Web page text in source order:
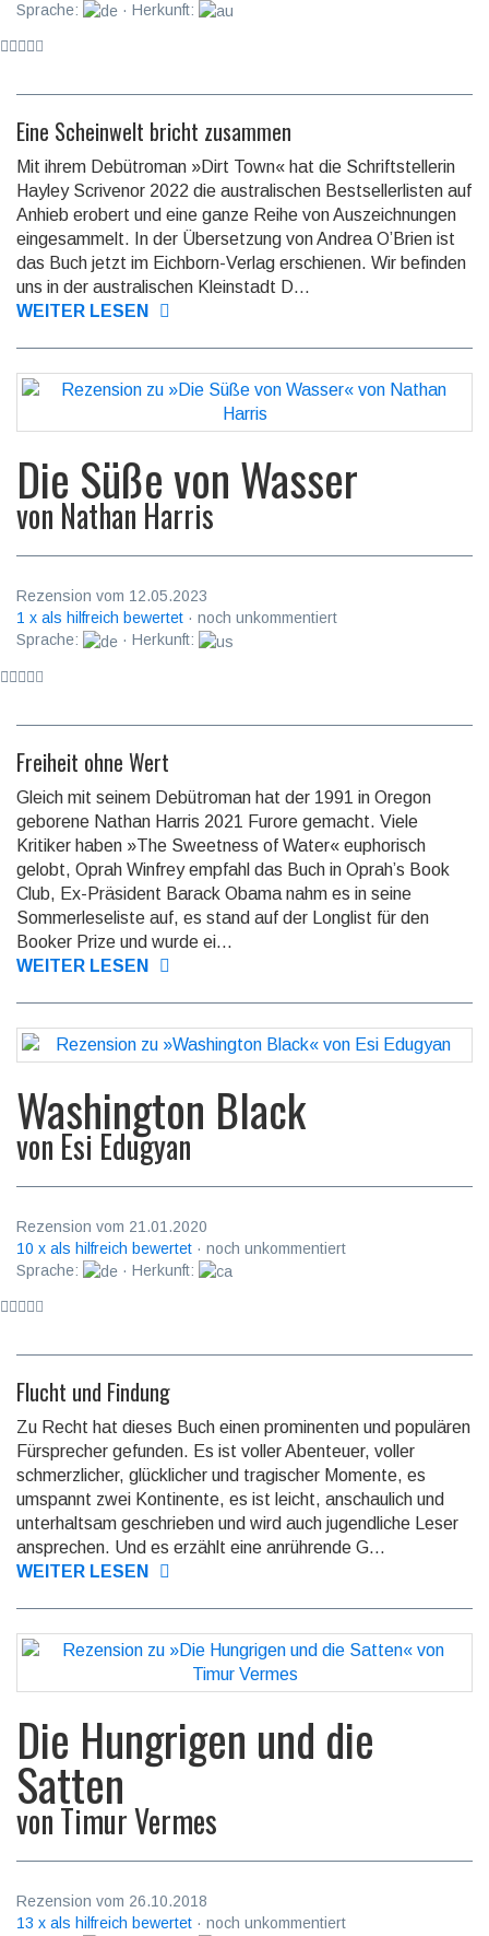
Sprache:
· Herkunft:
Eine Scheinwelt bricht zusammen
Mit ihrem Debütroman »Dirt Town« hat die Schrift­stellerin
Hayley Scrivenor 2022 die austra­lischen Best­seller­listen auf
Anhieb erobert und eine ganze Reihe von Aus­zeich­nungen
einge­sammelt. In der Über­setzung von Andrea O’Brien ist
das Buch jetzt im Eichborn-Verlag erschie­nen. Wir befinden
uns in der australischen Kleinstadt D...
WEITER LESEN
Die Süße von Wasser
von Nathan Harris
Rezension vom 12.05.2023
1 x als hilfreich bewertet · noch unkommentiert
Sprache:
· Herkunft:
Freiheit ohne Wert
Gleich mit seinem Debütroman hat der 1991 in Oregon
geborene Nathan Harris 2021 Furore gemacht. Viele
Kritiker haben »The Sweetness of Water« eupho­risch
gelobt, Oprah Winfrey empfahl das Buch in Oprah’s Book
Club, Ex-Präsident Barack Obama nahm es in seine
Sommer­lese­liste auf, es stand auf der Longlist für den
Booker Prize und wurde ei...
WEITER LESEN
Washington Black
von Esi Edugyan
Rezension vom 21.01.2020
10 x als hilfreich bewertet · noch unkommentiert
Sprache:
· Herkunft:
Flucht und Findung
Zu Recht hat dieses Buch einen prominenten und populären
Fürsprecher gefunden. Es ist voller Abenteuer, voller
schmerz­licher, glück­licher und tragis­cher Momente, es
umspannt zwei Konti­nente, es ist leicht, anschau­lich und
unter­halt­sam geschrie­ben und wird auch jugend­liche Leser
anspre­chen. Und es erzählt eine anrüh­rende G...
WEITER LESEN
Die Hungrigen und die
Satten
vonTimur Vermes
Rezension vom 26.10.2018
13 x als hilfreich bewertet · noch unkommentiert